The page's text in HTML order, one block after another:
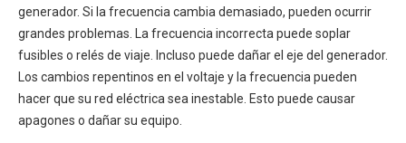
generador. Si la frecuencia cambia demasiado, pueden ocurrir
grandes problemas. La frecuencia incorrecta puede soplar
fusibles o relés de viaje. Incluso puede dañar el eje del generador.
Los cambios repentinos en el voltaje y la frecuencia pueden
hacer que su red eléctrica sea inestable. Esto puede causar
apagones o dañar su equipo.